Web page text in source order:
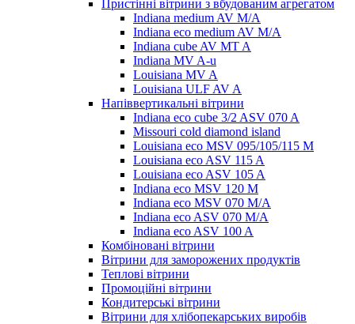
Пристінні вітрини з вбудованим агрегатом
Indiana medium AV M/A
Indiana eco medium AV M/A
Indiana cube AV MT A
Indiana MV A-u
Louisiana MV A
Louisiana ULF AV A
Напіввертикальні вітрини
Indiana eco cube 3/2 ASV 070 A
Missouri cold diamond island
Louisiana eco MSV 095/105/115 M
Louisiana eco ASV 115 A
Louisiana eco ASV 105 A
Indiana eco MSV 120 M
Indiana eco MSV 070 M/A
Indiana eco ASV 070 M/A
Indiana eco ASV 100 A
Комбіновані вітрини
Вітрини для заморожених продуктів
Теплові вітрини
Промоційні вітрини
Кондитерські вітрини
Вітрини для хлібопекарських виробів